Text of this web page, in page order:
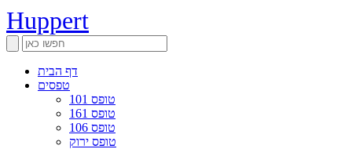
Huppert
דף הבית
טפסים
טופס 101
טופס 161
טופס 106
טופס ירוק